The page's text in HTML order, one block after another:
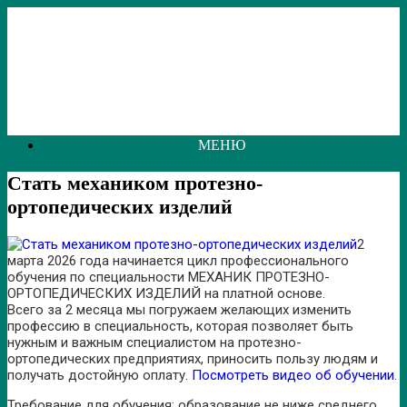
МЕНЮ
Стать механиком протезно-
ортопедических изделий
2
марта 2026 года начинается цикл профессионального
обучения по специальности МЕХАНИК ПРОТЕЗНО-
ОРТОПЕДИЧЕСКИХ ИЗДЕЛИЙ на платной основе.
Всего за 2 месяца мы погружаем желающих изменить
профессию в специальность, которая позволяет быть
нужным и важным специалистом на протезно-
ортопедических предприятиях, приносить пользу людям и
получать достойную оплату. Посмотреть видео об обучении